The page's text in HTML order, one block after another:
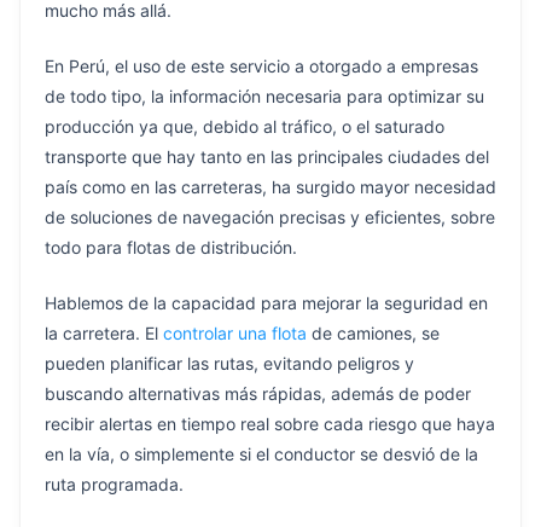
mucho más allá.
En Perú, el uso de este servicio a otorgado a empresas
de todo tipo, la información necesaria para optimizar su
producción ya que, debido al tráfico, o el saturado
transporte que hay tanto en las principales ciudades del
país como en las carreteras, ha surgido mayor necesidad
de soluciones de navegación precisas y eficientes, sobre
todo para flotas de distribución.
Hablemos de la capacidad para mejorar la seguridad en
la carretera. El controlar una flota de camiones, se
pueden planificar las rutas, evitando peligros y
buscando alternativas más rápidas, además de poder
recibir alertas en tiempo real sobre cada riesgo que haya
en la vía, o simplemente si el conductor se desvió de la
ruta programada.